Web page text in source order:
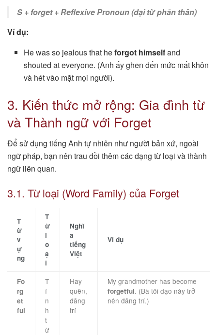
S + forget + Reflexive Pronoun (đại từ phản thân)
Ví dụ:
He was so jealous that heforgot himselfand
shouted at everyone. (Anh ấy ghen đến mức mất khôn
và hét vào mặt mọi người).
3. Kiến thức mở rộng: Gia đình từ
và Thành ngữ với Forget
Để sử dụng tiếng Anh tự nhiên như người bản xứ, ngoài
ngữ pháp, bạn nên trau dồi thêm các dạng từ loại và thành
ngữ liên quan.
3.1. Từ loại (Word Family) của Forget
T
ừ
v
ự
ng
T
ừ
l
o
ạ
i
Nghĩ
a
tiếng
Việt
Ví dụ
Fo
rg
et
ful
T
í
n
h
t
ừ
Hay
quên,
đãng
trí
My grandmother has become
forgetful. (Bà tôi dạo này trở
nên đãng trí.)